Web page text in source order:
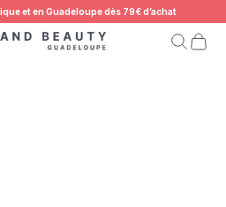
et en Guadeloupe dès 79€ d’achat
and Beauty Panier